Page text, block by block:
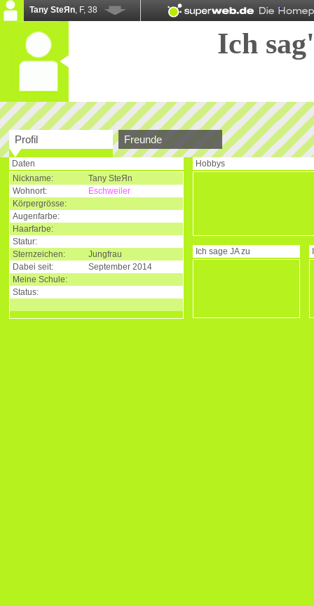
Tany SteЯn, F, 38
Ich
Profil Freunde
Daten
Nickname:
Tany SteЯn
Wohnort:
Eschweiler
Körpergrösse:
Augenfarbe:
Haarfarbe:
Statur:
Sternzeichen:
Jungfrau
Dabei seit:
September 2014
Meine Schule:
Status:
Hobbys
Ich sage JAzu